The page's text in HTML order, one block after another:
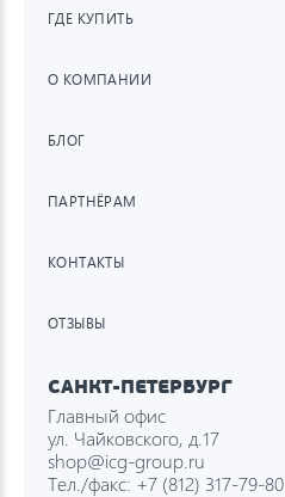
ГДЕ КУПИТЬ
О КОМПАНИИ
БЛОГ
ПАРТНЁРАМ
КОНТАКТЫ
ОТЗЫВЫ
САНКТ-ПЕТЕРБУРГ
Главный офис
ул. Чайковского, д.17
shop@icg-group.ru
Тел./факс: +7 (812) 317-79-80